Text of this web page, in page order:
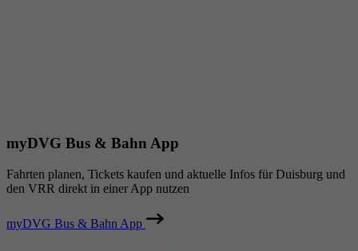
myDVG Bus & Bahn App
Fahrten planen, Tickets kaufen und aktuelle Infos für Duisburg und
den VRR direkt in einer App nutzen
myDVG Bus & Bahn App